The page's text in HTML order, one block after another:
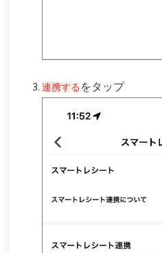
連携する をタップ